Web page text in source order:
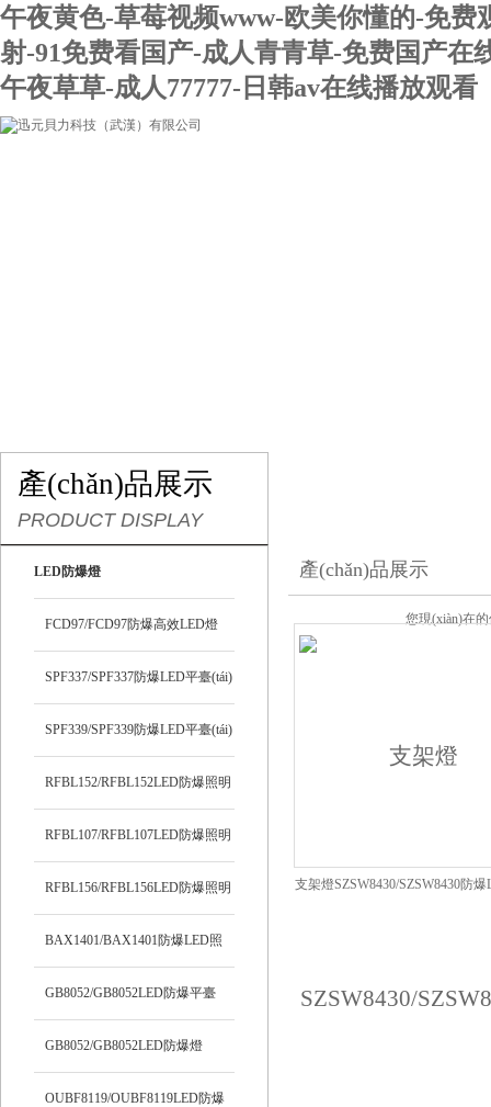
午夜黄色-草莓视频www-欧美你懂的-免
射-91免费看国产-成人青青草-免费国产
午夜草草-成人77777-日韩av在线播放观看
產(chǎn)品展示
PRODUCT DISPLAY
LED防爆燈
FCD97/FCD97防爆高效LED燈
SPF337/SPF337防爆LED平臺(tái)
燈
SPF339/SPF339防爆LED平臺(tái)
燈
RFBL152/RFBL152LED防爆照明
燈
RFBL107/RFBL107LED防爆照明
燈
RFBL156/RFBL156LED防爆照明
燈
BAX1401/BAX1401防爆LED照
明燈
GB8052/GB8052LED防爆平臺
(tái)燈
GB8052/GB8052LED防爆燈
OUBF8119/OUBF8119LED防爆
產(chǎn)品展示
您現(xiàn)在
支架燈SZSW8430/SZSW8430防